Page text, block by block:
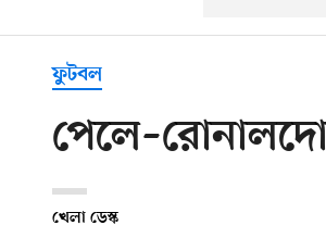
ফুটবল
খেলা ডেস্ক